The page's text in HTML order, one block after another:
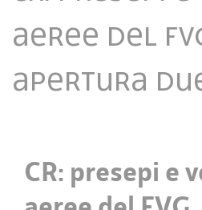
aeree del
apertura
CR: presepi e